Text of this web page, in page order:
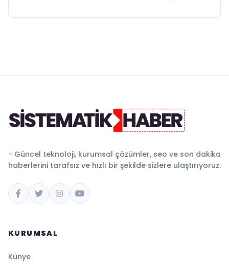
- Güncel teknoloji, kurumsal çözümler, seo ve son dakika
haberlerini tarafsız ve hızlı bir şekilde sizlere ulaştırıyoruz.
KURUMSAL
Künye